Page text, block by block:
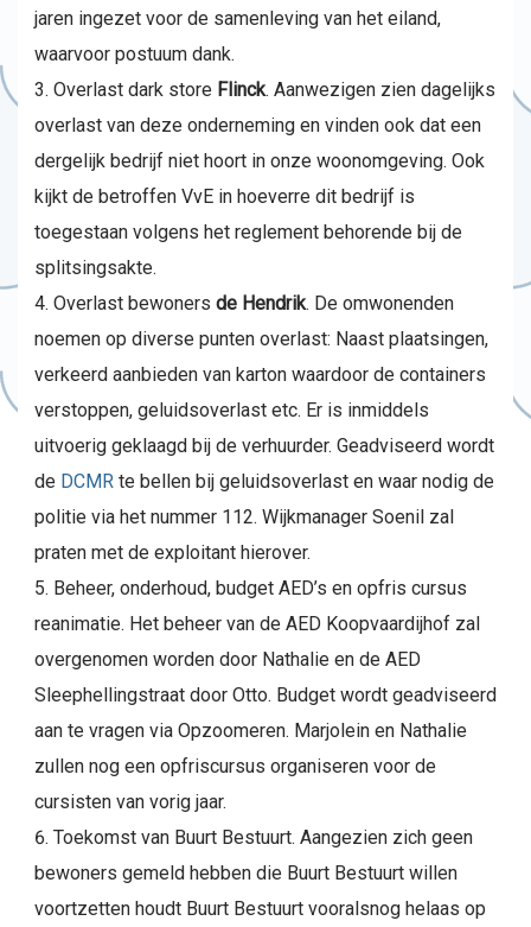
jaren ingezet voor de samenleving van het eiland,
waarvoor postuum dank.
Overlast dark store Flinck. Aanwezigen zien dagelijks
overlast van deze onderneming en vinden ook dat een
dergelijk bedrijf niet hoort in onze woonomgeving. Ook
kijkt de betroffen VvE in hoeverre dit bedrijf is
toegestaan volgens het reglement behorende bij de
splitsingsakte.
Overlast bewoners de Hendrik. De omwonenden
noemen op diverse punten overlast: Naast plaatsingen,
verkeerd aanbieden van karton waardoor de containers
verstoppen, geluidsoverlast etc. Er is inmiddels
uitvoerig geklaagd bij de verhuurder. Geadviseerd wordt
de DCMR te bellen bij geluidsoverlast en waar nodig de
politie via het nummer 112. Wijkmanager Soenil zal
praten met de exploitant hierover.
Beheer, onderhoud, budget AED’s en opfris cursus
reanimatie. Het beheer van de AED Koopvaardijhof zal
overgenomen worden door Nathalie en de AED
Sleephellingstraat door Otto. Budget wordt geadviseerd
aan te vragen via Opzoomeren. Marjolein en Nathalie
zullen nog een opfriscursus organiseren voor de
cursisten van vorig jaar.
Toekomst van Buurt Bestuurt. Aangezien zich geen
bewoners gemeld hebben die Buurt Bestuurt willen
voortzetten houdt Buurt Bestuurt vooralsnog helaas op